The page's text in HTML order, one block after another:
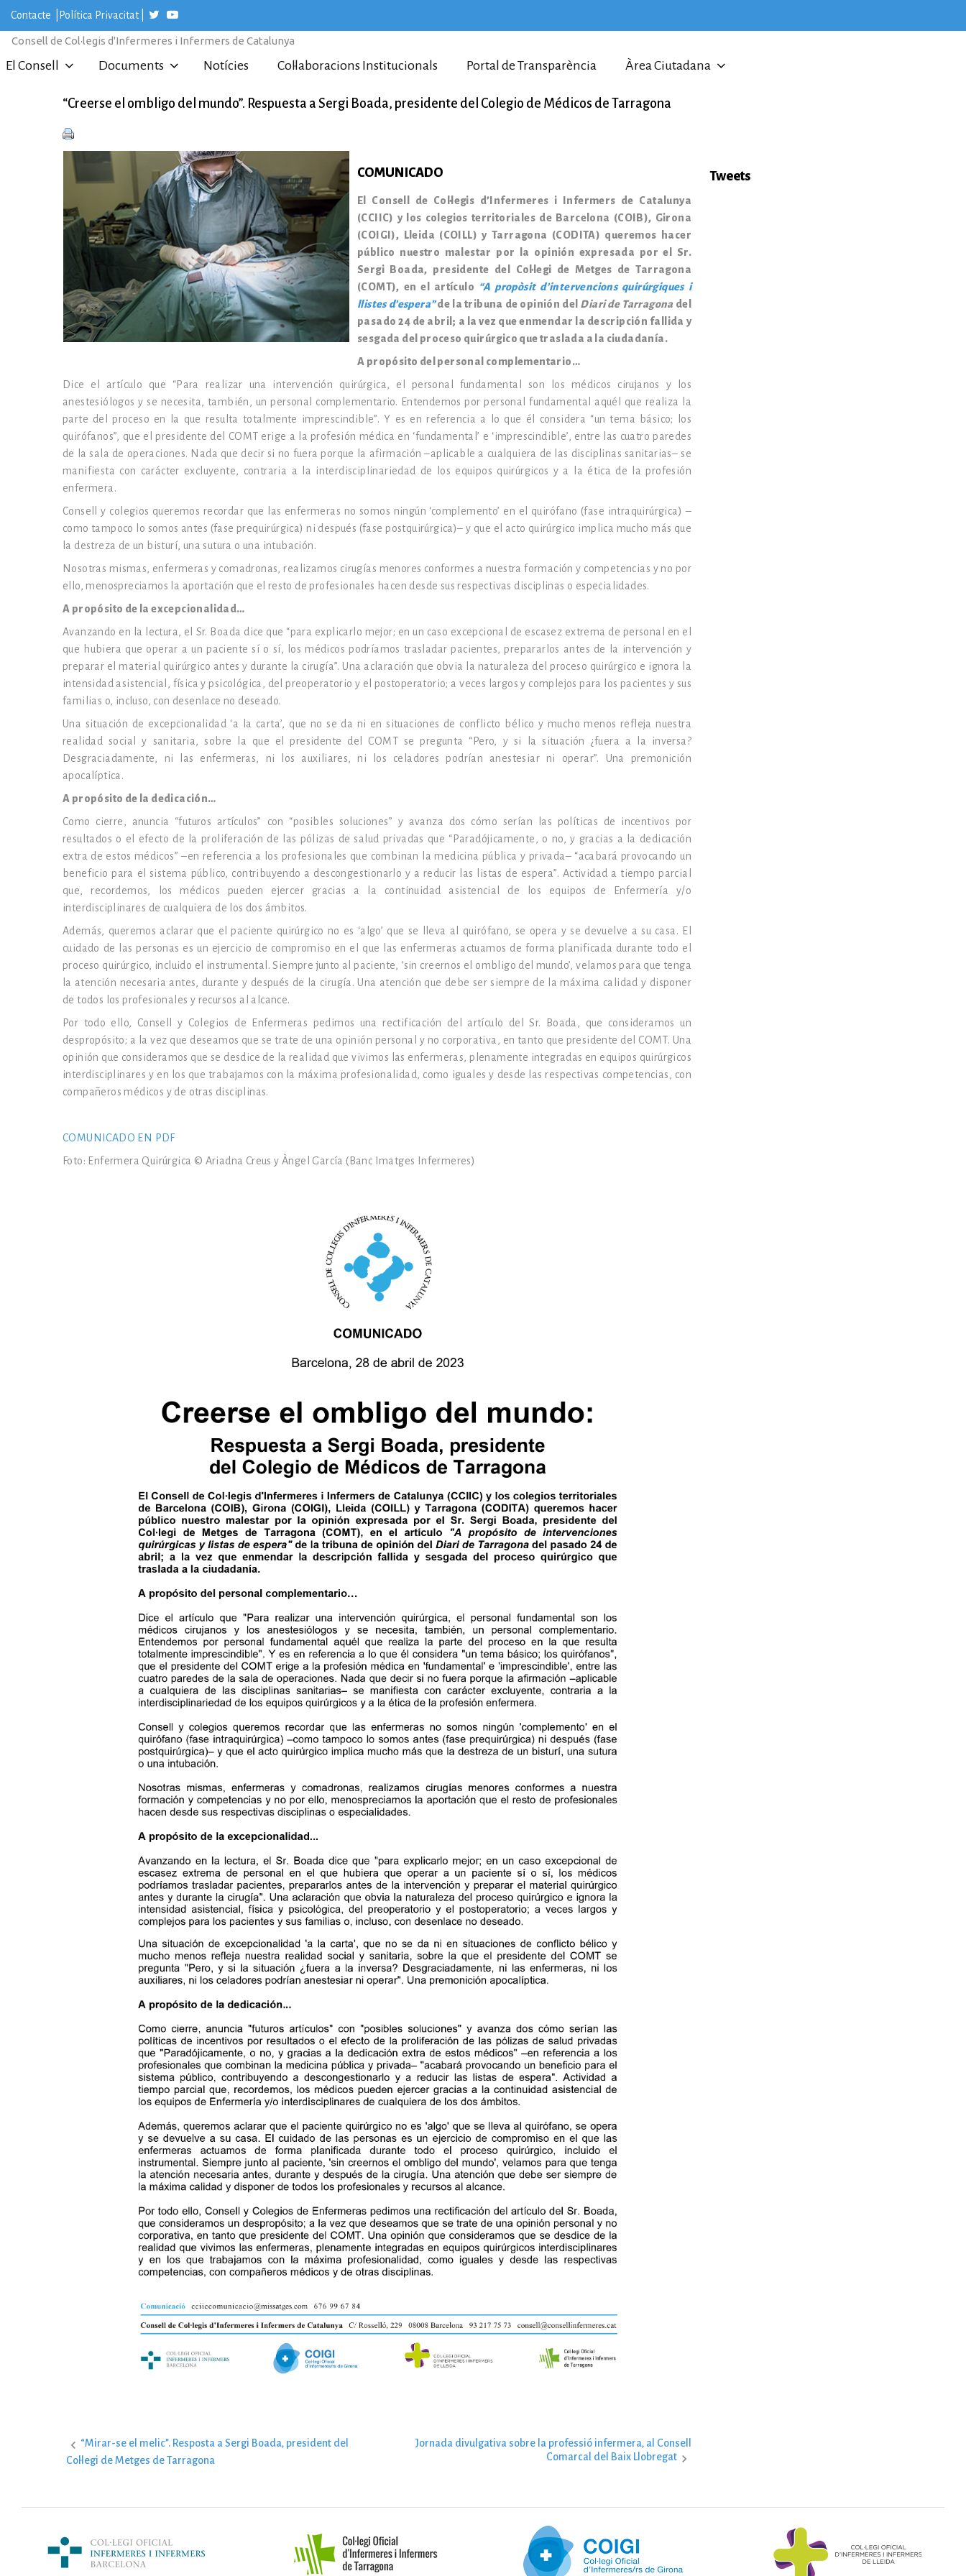
i
Contacte Política Privacitat|
Consell de Col·legis d'Infermeres i Infermers de Catalunya
El Consell Documents Notícies Col·laboracions Institucionals Portal de Transparència Àrea Ciutadana
“Creerse el ombligo del mundo”. Respuesta a Sergi Boada, presidente del Colegio de Médicos de Tarragona
COMUNICADO
El Consell de Col·legis d’Infermeres i Infermers de Catalunya
(CCIIC) y los colegios territoriales de Barcelona (COIB), Girona
(COIGI), Lleida (COILL) y Tarragona (CODITA) queremos hacer
público nuestro malestar por la opinión expresada por el Sr.
Sergi Boada, presidente del Col·legi de Metges de Tarragona
(COMT), en el artículo “A propòsit d’intervencions quirúrgiques i
llistes d’espera”de la tribuna de opinión del Diari de Tarragona del
pasado 24 de abril; a la vez que enmendar la descripción fallida y
sesgada del proceso quirúrgico que traslada a la ciudadanía.
A propósito del personal complementario…
Dice el artículo que “Para realizar una intervención quirúrgica, el personal fundamental son los médicos cirujanos y los
anestesiólogos y se necesita, también, un personal complementario. Entendemos por personal fundamental aquél que realiza la
parte del proceso en la que resulta totalmente imprescindible”. Y es en referencia a lo que él considera “un tema básico; los
quirófanos”, que el presidente del COMT erige a la profesión médica en ‘fundamental’ e ‘imprescindible’, entre las cuatro paredes
de la sala de operaciones. Nada que decir si no fuera porque la afirmación –aplicable a cualquiera de las disciplinas sanitarias– se
manifiesta con carácter excluyente, contraria a la interdisciplinariedad de los equipos quirúrgicos y a la ética de la profesión
enfermera.
Consell y colegios queremos recordar que las enfermeras no somos ningún ‘complemento’ en el quirófano (fase intraquirúrgica) –
como tampoco lo somos antes (fase prequirúrgica) ni después (fase postquirúrgica)– y que el acto quirúrgico implica mucho más que
la destreza de un bisturí, una sutura o una intubación.
Nosotras mismas, enfermeras y comadronas, realizamos cirugías menores conformes a nuestra formación y competencias y no por
ello, menospreciamos la aportación que el resto de profesionales hacen desde sus respectivas disciplinas o especialidades.
A propósito de la excepcionalidad…
Avanzando en la lectura, el Sr. Boada dice que “para explicarlo mejor; en un caso excepcional de escasez extrema de personal en el
que hubiera que operar a un paciente sí o sí, los médicos podríamos trasladar pacientes, prepararlos antes de la intervención y
preparar el material quirúrgico antes y durante la cirugía”. Una aclaración que obvia la naturaleza del proceso quirúrgico e ignora la
intensidad asistencial, física y psicológica, del preoperatorio y el postoperatorio; a veces largos y complejos para los pacientes y sus
familias o, incluso, con desenlace no deseado.
Una situación de excepcionalidad ‘a la carta’, que no se da ni en situaciones de conflicto bélico y mucho menos refleja nuestra
realidad social y sanitaria, sobre la que el presidente del COMT se pregunta “Pero, y si la situación ¿fuera a la inversa?
Desgraciadamente, ni las enfermeras, ni los auxiliares, ni los celadores podrían anestesiar ni operar”. Una premonición
apocalíptica.
A propósito de la dedicación…
Como cierre, anuncia “futuros artículos” con “posibles soluciones” y avanza dos cómo serían las políticas de incentivos por
resultados o el efecto de la proliferación de las pólizas de salud privadas que “Paradójicamente, o no, y gracias a la dedicación
extra de estos médicos” –en referencia a los profesionales que combinan la medicina pública y privada– “acabará provocando un
beneficio para el sistema público, contribuyendo a descongestionarlo y a reducir las listas de espera”. Actividad a tiempo parcial
que, recordemos, los médicos pueden ejercer gracias a la continuidad asistencial de los equipos de Enfermería y/o
interdisciplinares de cualquiera de los dos ámbitos.
Además, queremos aclarar que el paciente quirúrgico no es ‘algo’ que se lleva al quirófano, se opera y se devuelve a su casa. El
cuidado de las personas es un ejercicio de compromiso en el que las enfermeras actuamos de forma planificada durante todo el
proceso quirúrgico, incluido el instrumental. Siempre junto al paciente, ‘sin creernos el ombligo del mundo’, velamos para que tenga
la atención necesaria antes, durante y después de la cirugía. Una atención que debe ser siempre de la máxima calidad y disponer
de todos los profesionales y recursos al alcance.
Por todo ello, Consell y Colegios de Enfermeras pedimos una rectificación del artículo del Sr. Boada, que consideramos un
despropósito; a la vez que deseamos que se trate de una opinión personal y no corporativa, en tanto que presidente del COMT. Una
opinión que consideramos que se desdice de la realidad que vivimos las enfermeras, plenamente integradas en equipos quirúrgicos
interdisciplinares y en los que trabajamos con la máxima profesionalidad, como iguales y desde las respectivas competencias, con
compañeros médicos y de otras disciplinas.
COMUNICADO EN PDF
Foto: Enfermera Quirúrgica © Ariadna Creus y Àngel García (Banc Imatges Infermeres)
N
a
“Mirar-se el melic”. Resposta a Sergi Boada, president del
Col·legi de Metges de Tarragona
Jornada divulgativa sobre la professió infermera, al Consell
Comarcal del Baix Llobregat
Tweets